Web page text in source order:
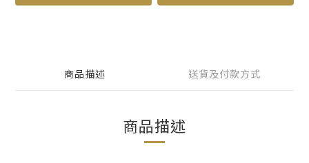
商品描述 送貨及付款方式
商品描述